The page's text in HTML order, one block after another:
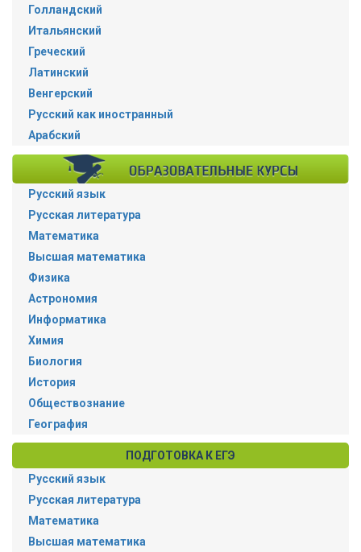
Голландский
Итальянский
Греческий
Латинский
Венгерский
Русский как иностранный
Арабский
Русский язык
Русская литература
Математика
Высшая математика
Физика
Астрономия
Информатика
Химия
Биология
История
Обществознание
География
ПОДГОТОВКА К ЕГЭ
Русский язык
Русская литература
Математика
Высшая математика